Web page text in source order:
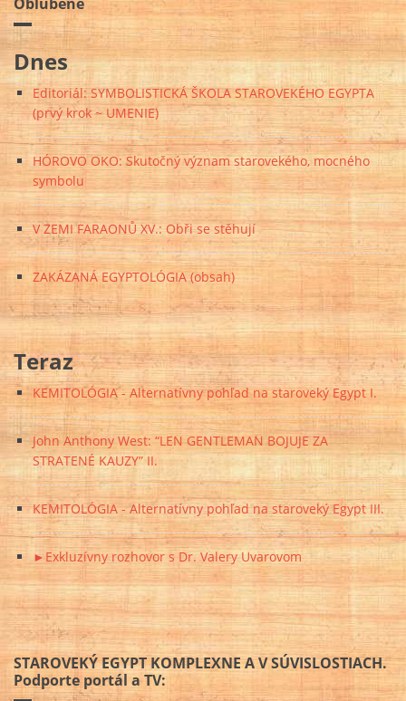
Dnes
Editoriál: SYMBOLISTICKÁ ŠKOLA STAROVEKÉHO EGYPTA
(prvý krok ~ UMENIE)
HÓROVO OKO: Skutočný význam starovekého, mocného
symbolu
V ZEMI FARAONŮ XV.: Obři se stěhují
ZAKÁZANÁ EGYPTOLÓGIA (obsah)
Teraz
KEMITOLÓGIA - Alternatívny pohľad na staroveký Egypt I.
John Anthony West: “LEN GENTLEMAN BOJUJE ZA
STRATENÉ KAUZY” II.
KEMITOLÓGIA - Alternatívny pohľad na staroveký Egypt III.
►Exkluzívny rozhovor s Dr. Valery Uvarovom
STAROVEKÝ EGYPT KOMPLEXNE A V SÚVISLOSTIACH.
Podporte portál a TV: